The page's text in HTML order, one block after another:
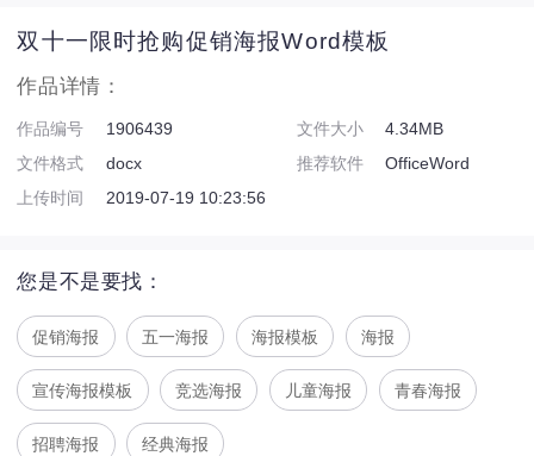
双十一限时抢购促销海报Word模板
作品详情：
作品编号 1906439 文件大小
4.34MB
文件格式
docx 推荐软件
OfficeWord
上传时间
2019-07-19 10:23:56
您是不是要找：
促销海报 五一海报 海报模板 海报
宣传海报模板 竞选海报 儿童海报 青春海报
招聘海报 经典海报